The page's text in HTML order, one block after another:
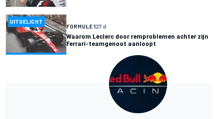
UITGELICHT
FORMULE 127 d
Waarom Leclerc door remproblemen achter zijn
Ferrari-teamgenoot aanloopt